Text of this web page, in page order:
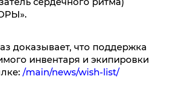
доказывает, что поддержка
инвентаря и экипировки
/main/news/wish-list/